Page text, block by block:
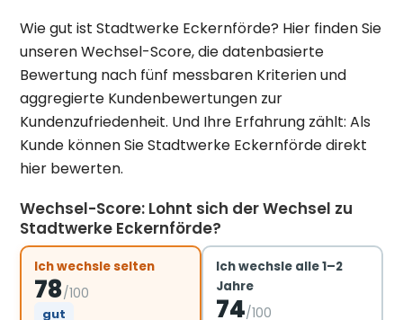
Wie gut ist Stadtwerke Eckernförde? Hier finden Sie
unseren Wechsel-Score, die datenbasierte
Bewertung nach fünf messbaren Kriterien und
aggregierte Kundenbewertungen zur
Kundenzufriedenheit. Und Ihre Erfahrung zählt: Als
Kunde können Sie Stadtwerke Eckernförde direkt
hier bewerten.
Wechsel-Score: Lohnt sich der Wechsel zu
Stadtwerke Eckernförde?
Ich wechsle selten
78/100
gut
Ich wechsle alle 1–2
Jahre
74/100